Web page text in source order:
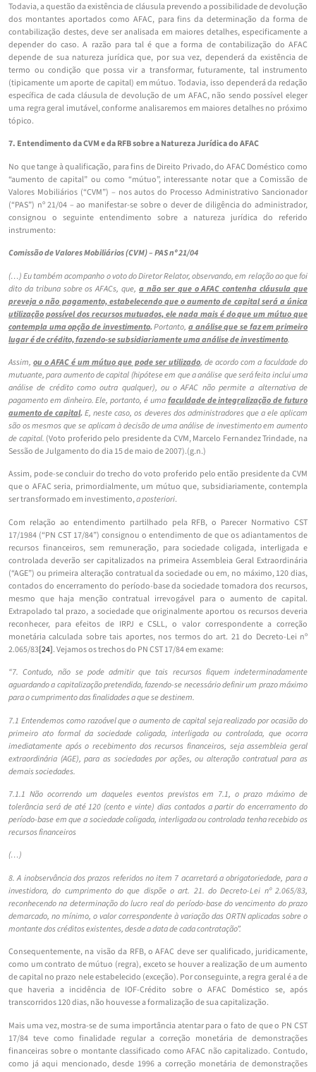
Todavia, a questão da existência de cláusula prevendo a possibilidade de devolução
dos montantes aportados como AFAC, para fins da determinação da forma de
contabilização destes, deve ser analisada em maiores detalhes, especificamente a
depender do caso. A razão para tal é que a forma de contabilização do AFAC
depende de sua natureza jurídica que, por sua vez, dependerá da existência de
termo ou condição que possa vir a transformar, futuramente, tal instrumento
(tipicamente um aporte de capital) em mútuo. Todavia, isso dependerá da redação
específica de cada cláusula de devolução de um AFAC, não sendo possível eleger
uma regra geral imutável, conforme analisaremos em maiores detalhes no próximo
tópico.
7. Entendimento da CVM e da RFB sobre a Natureza Jurídica do AFAC
No que tange à qualificação, para fins de Direito Privado, do AFAC Doméstico como
“aumento de capital” ou como “mútuo”, interessante notar que a Comissão de
Valores Mobiliários (“CVM”) – nos autos do Processo Administrativo Sancionador
(“PAS”) nº 21/04 – ao manifestar-se sobre o dever de diligência do administrador,
consignou o seguinte entendimento sobre a natureza jurídica do referido
instrumento:
Comissão de Valores Mobiliários (CVM) – PAS nº 21/04
(…) Eu também acompanho o voto do Diretor Relator, observando, em relação ao que foi
dito da tribuna sobre os AFACs, que,a não ser que o AFAC contenha cláusula que
preveja o não pagamento, estabelecendo que o aumento de capital será a única
utilização possível dos recursos mutuados, ele nada mais é do que um mútuo que
contempla uma opção de investimento.Portanto,a análise que se faz em primeiro
lugar é de crédito, fazendo-se subsidiariamente uma análise de investimento.
Assim,ou o AFAC é um mútuo que pode ser utilizado, de acordo com a faculdade do
mutuante, para aumento de capital (hipótese em que a análise que será feita inclui uma
análise de crédito como outra qualquer), ou o AFAC não permite a alternativa de
pagamento em dinheiro. Ele, portanto, é umafaculdade de integralização de futuro
aumento de capital. E, neste caso, os deveres dos administradores que a ele aplicam
são os mesmos que se aplicam à decisão de uma análise de investimento em aumento
de capital. (Voto proferido pelo presidente da CVM, Marcelo Fernandez Trindade, na
Sessão de Julgamento do dia 15 de maio de 2007).(g.n.)
Assim, pode-se concluir do trecho do voto proferido pelo então presidente da CVM
que o AFAC seria, primordialmente, um mútuo que, subsidiariamente, contempla
ser transformado em investimento,a posteriori.
Com relação ao entendimento partilhado pela RFB, o Parecer Normativo CST
17/1984 (“PN CST 17/84”) consignou o entendimento de que os adiantamentos de
recursos financeiros, sem remuneração, para sociedade coligada, interligada e
controlada deverão ser capitalizados na primeira Assembleia Geral Extraordinária
(“AGE”) ou primeira alteração contratual da sociedade ou em, no máximo, 120 dias,
contados do encerramento do período-base da sociedade tomadora dos recursos,
mesmo que haja menção contratual irrevogável para o aumento de capital.
Extrapolado tal prazo, a sociedade que originalmente aportou os recursos deveria
reconhecer, para efeitos de IRPJ e CSLL, o valor correspondente a correção
monetária calculada sobre tais aportes, nos termos do art. 21 do Decreto-Lei nº
2.065/83[24]. Vejamos os trechos do PN CST 17/84 em exame:
“7. Contudo, não se pode admitir que tais recursos fiquem indeterminadamente
aguardando a capitalização pretendida, fazendo-se necessário definir um prazo máximo
para o cumprimento das finalidades a que se destinem.
7.1 Entendemos como razoável que o aumento de capital seja realizado por ocasião do
primeiro ato formal da sociedade coligada, interligada ou controlada, que ocorra
imediatamente após o recebimento dos recursos financeiros, seja assembleia geral
extraordinária (AGE), para as sociedades por ações, ou alteração contratual para as
demais sociedades.
7.1.1 Não ocorrendo um daqueles eventos previstos em 7.1, o prazo máximo de
tolerância será de até 120 (cento e vinte) dias contados a partir do encerramento do
período-base em que a sociedade coligada, interligada ou controlada tenha recebido os
recursos financeiros
(…)
8. A inobservância dos prazos referidos no item 7 acarretará a obrigatoriedade, para a
investidora, do cumprimento do que dispõe o art. 21. do Decreto-Lei nº 2.065/83,
reconhecendo na determinação do lucro real do período-base do vencimento do prazo
demarcado, no mínimo, o valor correspondente à variação das ORTN aplicadas sobre o
montante dos créditos existentes, desde a data de cada contratação”.
Consequentemente, na visão da RFB, o AFAC deve ser qualificado, juridicamente,
como um contrato de mútuo (regra), exceto se houver a realização de um aumento
de capital no prazo nele estabelecido (exceção). Por conseguinte, a regra geral é a de
que haveria a incidência de IOF-Crédito sobre o AFAC Doméstico se, após
transcorridos 120 dias, não houvesse a formalização de sua capitalização.
Mais uma vez, mostra-se de suma importância atentar para o fato de que o PN CST
17/84 teve como finalidade regular a correção monetária de demonstrações
financeiras sobre o montante classificado como AFAC não capitalizado. Contudo,
como já aqui mencionado, desde 1996 a correção monetária de demonstrações